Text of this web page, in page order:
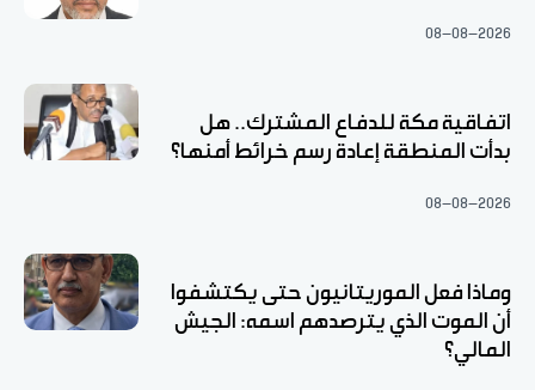
08-08-2026
اتفاقية مكة للدفاع المشترك.. هل
بدأت المنطقة إعادة رسم خرائط أمنها؟
08-08-2026
وماذا فعل الموريتانيون حتى يكتشفوا
أن الموت الذي يترصدهم اسمه: الجيش
المالي؟